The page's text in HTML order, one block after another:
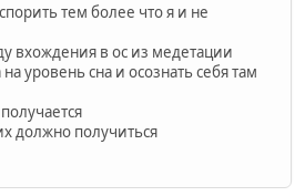
тем более что я и не
вхождения в ос из медетации
уровень сна и осознать себя там
должно получиться